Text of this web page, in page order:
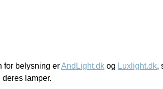
for belysning erAndLight.dk og Luxlight.dk,
lamper.